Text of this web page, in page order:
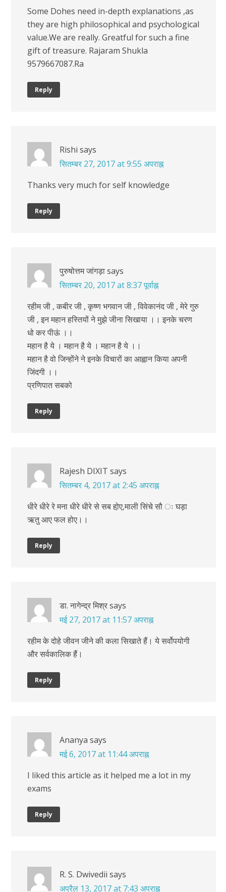
Some Dohes need in-depth explanations ,as
they are high philosophical and psychological
value.We are really. Greatful for such a fine
gift of treasure. Rajaram Shukla
9579667087.Ra
Reply
Rishi says
सितम्बर 27, 2017 at 9:55 अपराह्न
Thanks very much for self knowledge
Reply
पुरुषोत्तम जांगड़ाsays
सितम्बर 20, 2017 at 8:37 पूर्वाह्न
रहीम जी , कबीर जी , कृष्ण भगवान जी , विवेकानंद जी , मेरे गुरु
जी , इन महान हस्तियों ने मुझे जीना सिखाया ।। इनके चरण
धो कर पीऊं ।।
महान है ये । महान है ये । महान है ये ।।
महान है वो जिन्होंने ने इनके विचारों का आह्वान किया अपनी
जिंदगी ।।
प्रणिपात सबको
Reply
Rajesh DIXIT says
सितम्बर 4, 2017 at 2:45 अपराह्न
धीरे धीरे रे मना धीरे धीरे से सब हो़ए,माली सिंचे सौ ः घड़ा
ऋतु आए फल होए।।
Reply
डा. नागेन्द्र मिश्रsays
मई 27, 2017 at 11:57 अपराह्न
रहीम के दोहे जीवन जीने की कला सिखाते हैं। ये सर्वोपयोगी
और सर्वकालिक हैं।
Reply
Ananya says
मई 6, 2017 at 11:44 अपराह्न
I liked this article as it helped me a lot in my
exams
Reply
R. S. Dwivedii says
अप्रैल 13, 2017 at 7:43 अपराह्न